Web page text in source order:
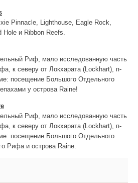
Pinnacle, Lighthouse, Eagle Rock,
Hole и Ribbon Reefs.
Риф, мало исследованную часть
к северу от Локхарата (Lockhart), п-
посещение Большого Отдельного
у острова Raine!
Риф, мало исследованную часть
к северу от Локхарата (Lockhart), п-
посещение Большого Отдельного
Рифа и острова Raine.